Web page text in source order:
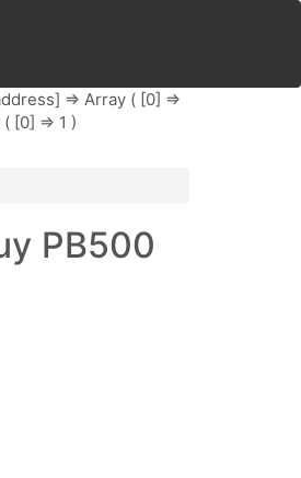
=> Array ( [0] =>
[0] => 1 )
PB500